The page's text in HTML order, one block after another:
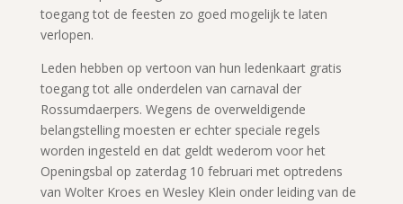
toegang tot de feesten zo goed mogelijk te laten
verlopen.
Leden hebben op vertoon van hun ledenkaart gratis
toegang tot alle onderdelen van carnaval der
Rossumdaerpers. Wegens de overweldigende
belangstelling moesten er echter speciale regels
worden ingesteld en dat geldt wederom voor het
Openingsbal op zaterdag 10 februari met optredens
van Wolter Kroes en Wesley Klein onder leiding van de